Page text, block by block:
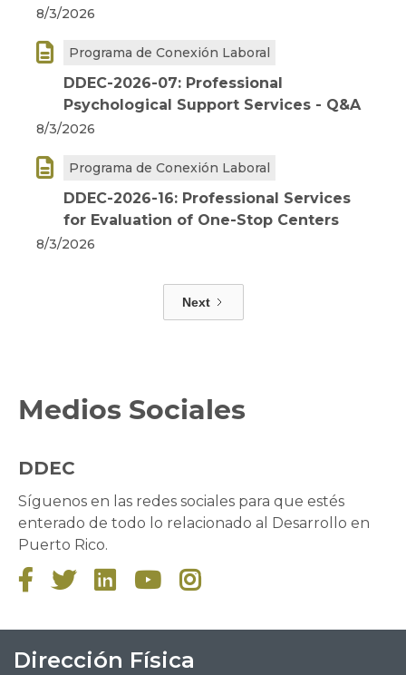
8/3/2026
 Programa de Conexión Laboral
DDEC-2026-07: Professional
Psychological Support Services - Q&A
8/3/2026
 Programa de Conexión Laboral
DDEC-2026-16: Professional Services
for Evaluation of One-Stop Centers
8/3/2026
Next
Medios Sociales
DDEC
Síguenos en las redes sociales para que estés
enterado de todo lo relacionado al Desarrollo en
Puerto Rico.
    
Dirección Física